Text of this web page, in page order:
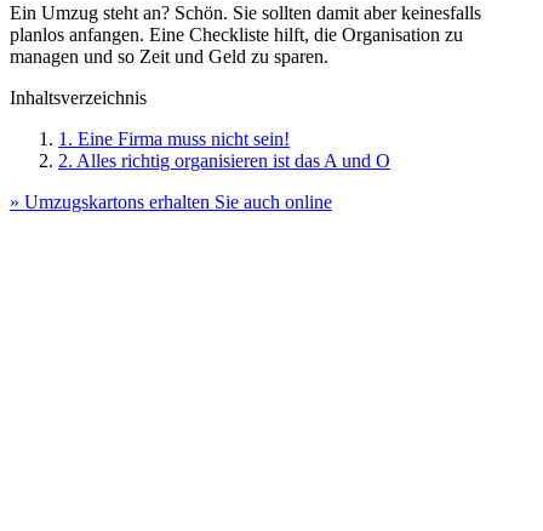
Ein Umzug steht an? Schön. Sie sollten damit aber keinesfalls
planlos anfangen. Eine Checkliste hilft, die Organisation zu
managen und so Zeit und Geld zu sparen.
Inhaltsverzeichnis
1. Eine Firma muss nicht sein!
2. Alles richtig organisieren ist das A und O
» Umzugskartons erhalten Sie auch online